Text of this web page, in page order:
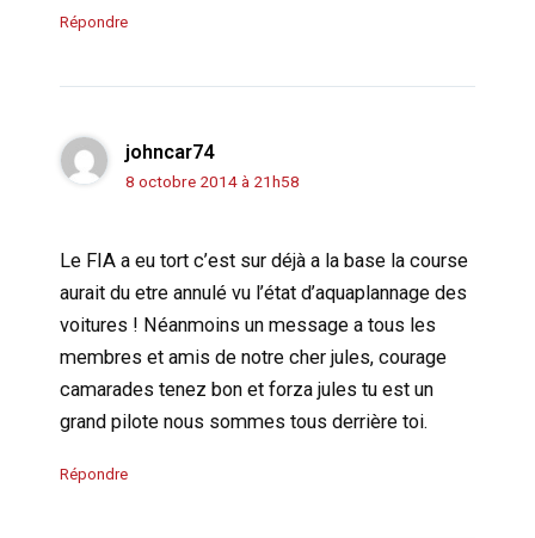
Répondre
johncar74
8 octobre 2014 à 21h58
Le FIA a eu tort c’est sur déjà a la base la course
aurait du etre annulé vu l’état d’aquaplannage des
voitures ! Néanmoins un message a tous les
membres et amis de notre cher jules, courage
camarades tenez bon et forza jules tu est un
grand pilote nous sommes tous derrière toi.
Répondre